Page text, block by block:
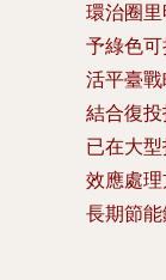
環治圈
予綠色
活平臺
結合復
已在大
效應處
長期節